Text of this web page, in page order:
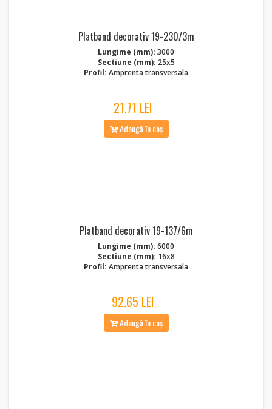
Platband decorativ 19-230/3m
Lungime (mm): 3000
Sectiune (mm): 25x5
Profil: Amprenta transversala
21.71 LEI
Adaugă în coș
Platband decorativ 19-137/6m
Lungime (mm): 6000
Sectiune (mm): 16x8
Profil: Amprenta transversala
92.65 LEI
Adaugă în coș